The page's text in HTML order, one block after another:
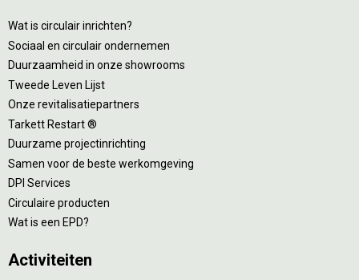
Wat is circulair inrichten?
Sociaal en circulair ondernemen
Duurzaamheid in onze showrooms
Tweede Leven Lijst
Onze revitalisatiepartners
Tarkett Restart ®
Duurzame projectinrichting
Samen voor de beste werkomgeving
DPI Services
Circulaire producten
Wat is een EPD?
Activiteiten